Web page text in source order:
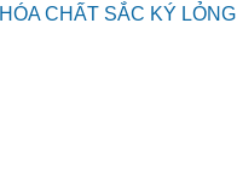
HÓA CHẤT SẮC KÝ LỎNG